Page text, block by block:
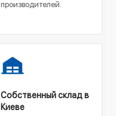
производителей.
Собственный склад в
Киеве